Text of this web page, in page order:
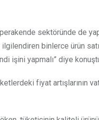
sektöründe de
binlerce ürün
işini yapmalı” diye
fiyat artışlarının